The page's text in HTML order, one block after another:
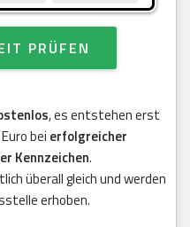
PRÜFEN
, es entstehen erst
bei erfolgreicher
Kennzeichen.
überall gleich und werden
erhoben.